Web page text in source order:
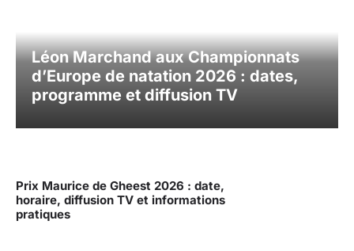
Léon Marchand aux Championnats
d’Europe de natation 2026 : dates,
programme et diffusion TV
Prix Maurice de Gheest 2026 : date,
horaire, diffusion TV et informations
pratiques